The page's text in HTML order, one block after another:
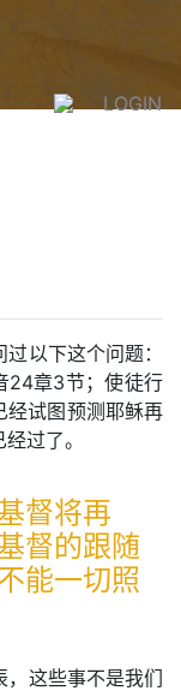
LOGIN
以下这个问题：
24章3节；使徒行
试图预测耶稣再
过了。
督将再
督的跟随
能一切照
这些事不是我们